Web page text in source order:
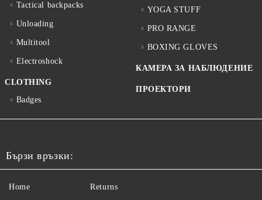
Tactical backpacks
Unloading
Multitool
Electroshock
CLOTHING
Badges
YOGA STUFF
PRO RANGE
BOXING GLOVES
КАМЕРА ЗА НАБЛЮДЕНИЕ
ПРОЕКТОРИ
Бързи връзки:
Home Returns